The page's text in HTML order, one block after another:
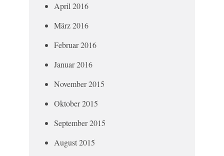
April 2016
März 2016
Februar 2016
Januar 2016
November 2015
Oktober 2015
September 2015
August 2015